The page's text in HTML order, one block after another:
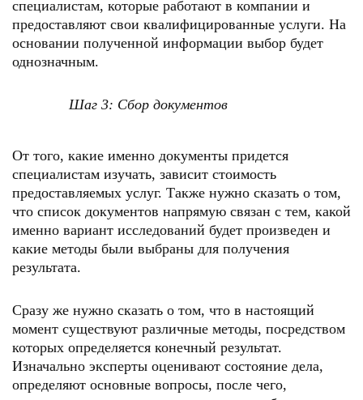
специалистам, которые работают в компании и
предоставляют свои квалифицированные услуги. На
основании полученной информации выбор будет
однозначным.
Шаг 3: Сбор документов
От того, какие именно документы придется
специалистам изучать, зависит стоимость
предоставляемых услуг. Также нужно сказать о том,
что список документов напрямую связан с тем, какой
именно вариант исследований будет произведен и
какие методы были выбраны для получения
результата.
Сразу же нужно сказать о том, что в настоящий
момент существуют различные методы, посредством
которых определяется конечный результат.
Изначально эксперты оценивают состояние дела,
определяют основные вопросы, после чего,